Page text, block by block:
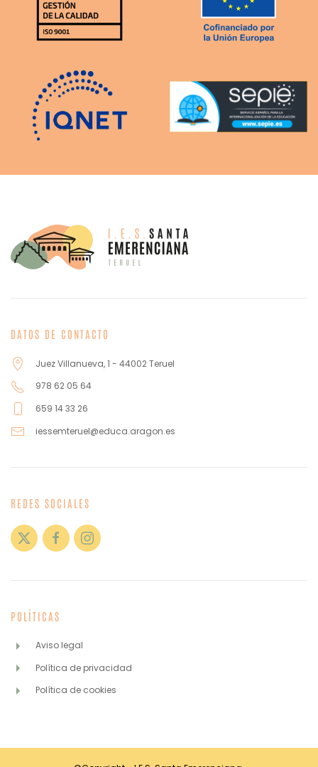
DATOS DE CONTACTO
Juez Villanueva, 1 - 44002 Teruel
978 62 05 64
659 14 33 26
iessemteruel@educa.aragon.es
REDES SOCIALES
POLÍTICAS
Aviso legal
Política de privacidad
Política de cookies